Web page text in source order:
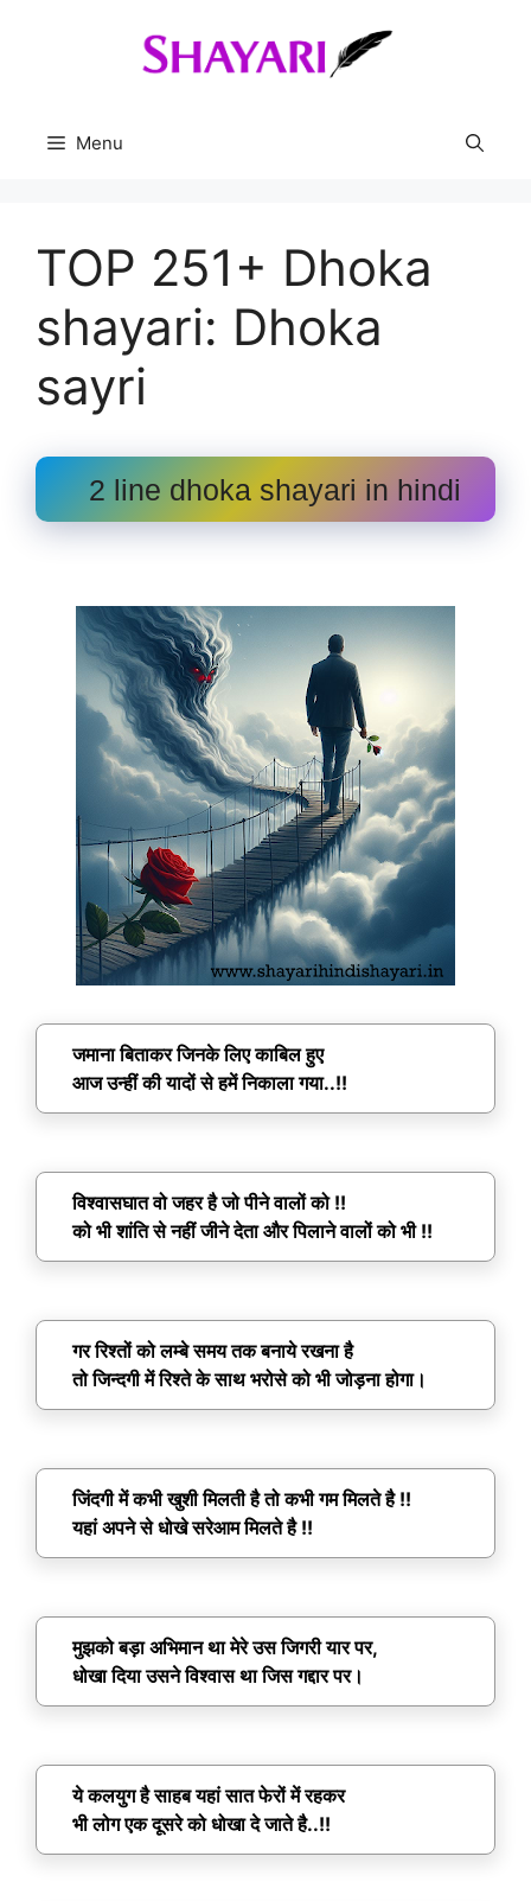
Menu
TOP 251+ Dhoka
shayari: Dhoka
sayri
2 line dhoka shayari in hindi
जमाना बिताकर जिनके लिए काबिल हुए
आज उन्हीं की यादों से हमें निकाला गया..!!
विश्वासघात वो जहर है जो पीने वालों को !!
को भी शांति से नहीं जीने देता और पिलाने वालों को भी !!
गर रिश्तों को लम्बे समय तक बनाये रखना है
तो जिन्दगी में रिश्ते के साथ भरोसे को भी जोड़ना होगा।
जिंदगी में कभी खुशी मिलती है तो कभी गम मिलते है !!
यहां अपने से धोखे सरेआम मिलते है !!
मुझको बड़ा अभिमान था मेरे उस जिगरी यार पर,
धोखा दिया उसने विश्वास था जिस गद्दार पर।
ये कलयुग है साहब यहां सात फेरों में रहकर
भी लोग एक दूसरे को धोखा दे जाते है..!!